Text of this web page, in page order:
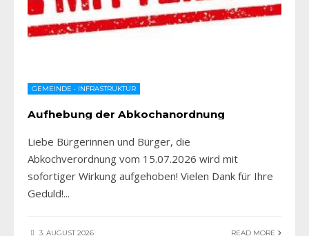
GEMEINDE • INFRASTRUKTUR
Aufhebung der Abkochanordnung
Liebe Bürgerinnen und Bürger, die
Abkochverordnung vom 15.07.2026 wird mit
sofortiger Wirkung aufgehoben! Vielen Dank für Ihre
Geduld!...
3. AUGUST 2026 READ MORE